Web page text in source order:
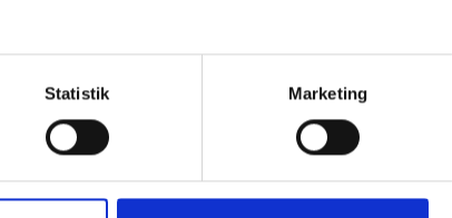
Statistik Marketing
Dobbeltseng, bord og stol, 2
bad/toilet, samt hårtørrer. Nogle
Læs mere